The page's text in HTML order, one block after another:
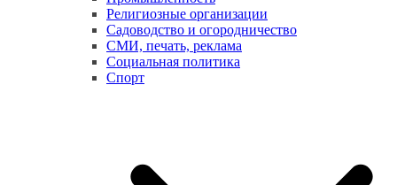
Религиозные организации
Садоводство и огородничество
СМИ, печать, реклама
Социальная политика
Спорт